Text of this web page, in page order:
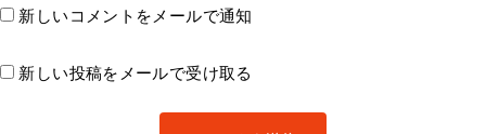
新しいコメントをメールで通知
新しい投稿をメールで受け取る